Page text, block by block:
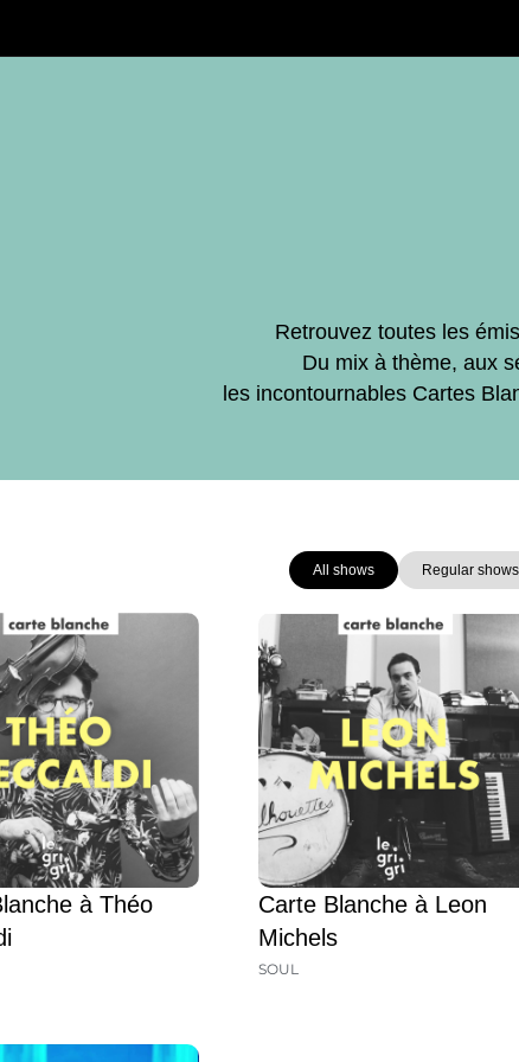
Retrouvez toutes les
Du mix à thème, aux
les incontournables Cartes
All shows Regular shows
à Théo
Carte Blanche à Leon
Michels
SOUL